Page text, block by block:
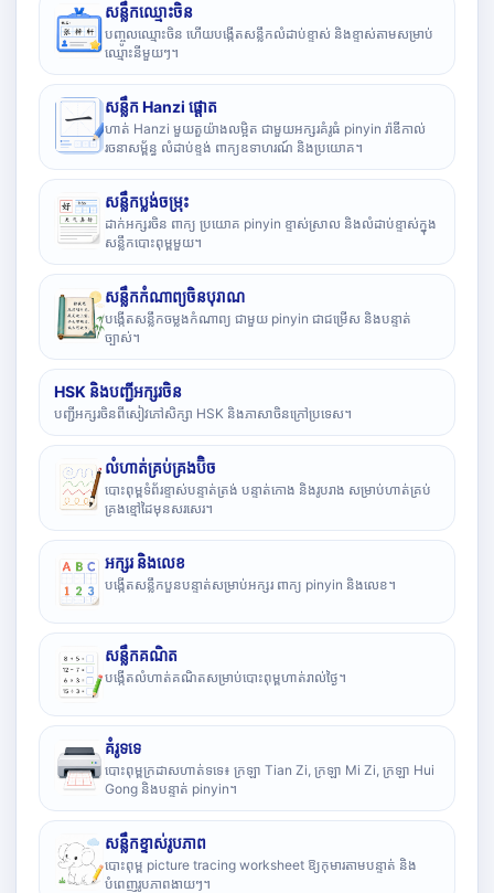
សន្លឹកឈ្មោះចិន
បញ្ចូលឈ្មោះចិន ហើយបង្កើតសន្លឹកលំដាប់ខ្ទាស់ និងខ្ទាស់តាមសម្រាប់
ឈ្មោះនីមួយៗ។
សន្លឹក Hanzi ផ្តោត
ហាត់ Hanzi មួយតួយ៉ាងលម្អិត ជាមួយអក្សរគំរូធំ pinyin រ៉ាឌីកាល់
រចនាសម្ព័ន្ធ លំដាប់ខ្ទង់ ពាក្យឧទាហរណ៍ និងប្រយោគ។
សន្លឹកប្លង់ចម្រុះ
ដាក់អក្សរចិន ពាក្យ ប្រយោគ pinyin ខ្ទាស់ស្រាល និងលំដាប់ខ្ទាស់ក្នុង
សន្លឹកបោះពុម្ពមួយ។
សន្លឹកកំណាព្យចិនបុរាណ
បង្កើតសន្លឹកចម្លងកំណាព្យ ជាមួយ pinyin ជាជម្រើស និងបន្ទាត់
ច្បាស់។
HSK និងបញ្ជីអក្សរចិន
បញ្ជីអក្សរចិនពីសៀវភៅសិក្សា HSK និងភាសាចិនក្រៅប្រទេស។
លំហាត់គ្រប់គ្រងប៊ិច
បោះពុម្ពទំព័រខ្ទាស់បន្ទាត់ត្រង់ បន្ទាត់កោង និងរូបរាង សម្រាប់ហាត់គ្រប់
គ្រងខ្មៅដៃមុនសរសេរ។
អក្សរ និងលេខ
បង្កើតសន្លឹកបួនបន្ទាត់សម្រាប់អក្សរ ពាក្យ pinyin និងលេខ។
សន្លឹកគណិត
បង្កើតលំហាត់គណិតសម្រាប់បោះពុម្ពហាត់រាល់ថ្ងៃ។
គំរូទទេ
បោះពុម្ពក្រដាសហាត់ទទេ៖ ក្រឡា Tian Zi, ក្រឡា Mi Zi, ក្រឡា Hui
Gong និងបន្ទាត់ pinyin។
សន្លឹកខ្ទាស់រូបភាព
បោះពុម្ព picture tracing worksheet ឱ្យកុមារតាមបន្ទាត់ និង
បំពេញរូបភាពងាយៗ។